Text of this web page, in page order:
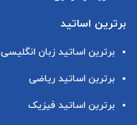
برترین اساتید
برترین اساتید زبان انگلیسی
برترین اساتید ریاضی
برترین اساتید فیزیک